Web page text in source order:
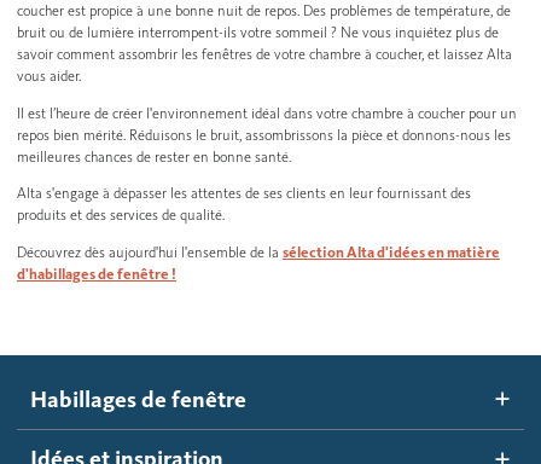
coucher est propice à une bonne nuit de repos. Des problèmes de température, de
bruit ou de lumière interrompent-ils votre sommeil ? Ne vous inquiétez plus de
savoir comment assombrir les fenêtres de votre chambre à coucher, et laissez Alta
vous aider.
Il est l’heure de créer l'environnement idéal dans votre chambre à coucher pour un
repos bien mérité. Réduisons le bruit, assombrissons la pièce et donnons-nous les
meilleures chances de rester en bonne santé.
Alta s'engage à dépasser les attentes de ses clients en leur fournissant des
produits et des services de qualité.
Découvrez dès aujourd'hui l'ensemble de la sélection Alta d'idées en matière
d'habillages de fenêtre !
Habillages de fenêtre